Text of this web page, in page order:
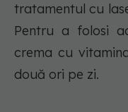
tratamentul cu
Pentru a folosi
crema cu
două ori pe zi.